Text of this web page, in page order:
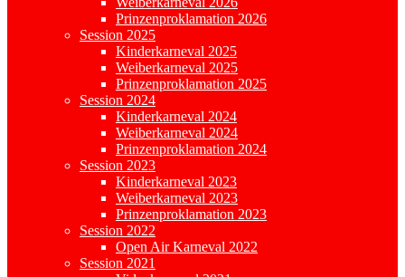
Prinzenproklamation 2026
Session 2025
Kinderkarneval 2025
Weiberkarneval 2025
Prinzenproklamation 2025
Session 2024
Kinderkarneval 2024
Weiberkarneval 2024
Prinzenproklamation 2024
Session 2023
Kinderkarneval 2023
Weiberkarneval 2023
Prinzenproklamation 2023
Session 2022
Open Air Karneval 2022
Session 2021